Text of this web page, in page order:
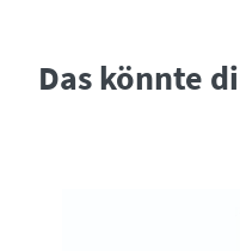
Das könnte